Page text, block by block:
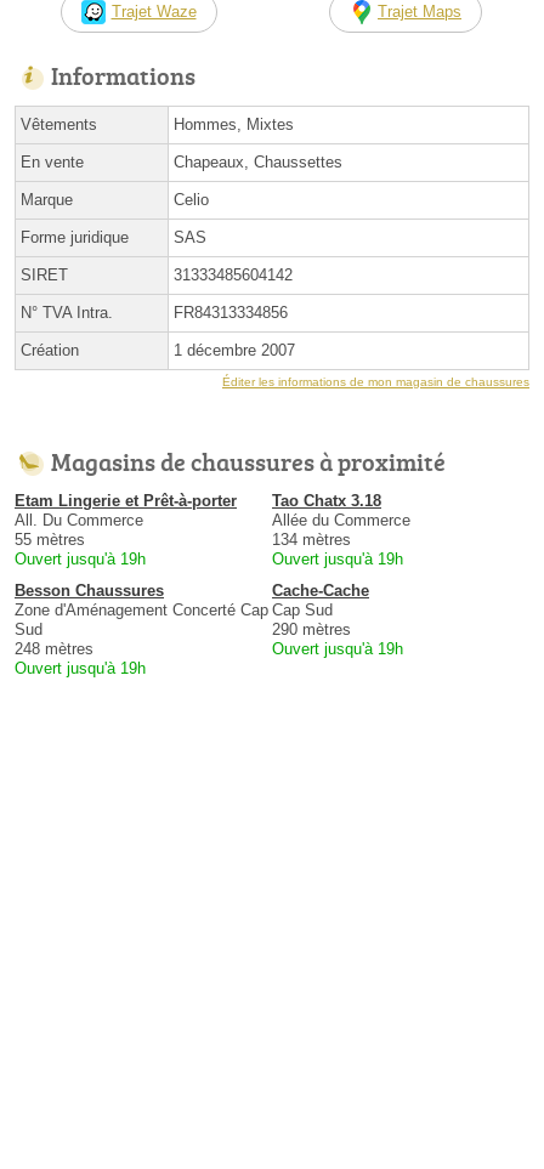
Trajet Waze Trajet Maps
Informations
Vêtements Hommes, Mixtes
En vente Chapeaux, Chaussettes
Marque Celio
Forme juridique SAS
SIRET 31333485604142
N° TVA Intra. FR84313334856
Création 1 décembre 2007
Éditer les informations de mon magasin de chaussures
Magasins de chaussures à proximité
Etam Lingerie et Prêt-à-porter
All. Du Commerce
55 mètres
Ouvert jusqu'à 19h
Tao Chatx 3.18
Allée du Commerce
134 mètres
Ouvert jusqu'à 19h
Besson Chaussures
Zone d'Aménagement Concerté Cap
Sud
248 mètres
Ouvert jusqu'à 19h
Cache-Cache
Cap Sud
290 mètres
Ouvert jusqu'à 19h